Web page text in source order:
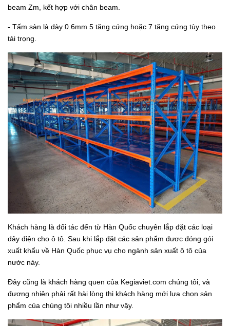
beam Zm, kết hợp với chân beam.
- Tấm sàn là dày 0.6mm 5 tăng cứng hoặc 7 tăng cứng tùy theo
tải trọng.
Khách hàng là đối tác đến từ Hàn Quốc chuyên lắp đặt các loại
dây điện cho ô tô. Sau khi lắp đặt các sản phẩm đươc đóng gói
xuất khẩu về Hàn Quốc phục vụ cho ngành sản xuất ô tô của
nước này.
Đây cũng là khách hàng quen của Kegiaviet.com chúng tôi, và
đương nhiên phải rất hài lòng thi khách hàng mới lựa chọn sản
phẩm của chúng tôi nhiều lần như vậy.